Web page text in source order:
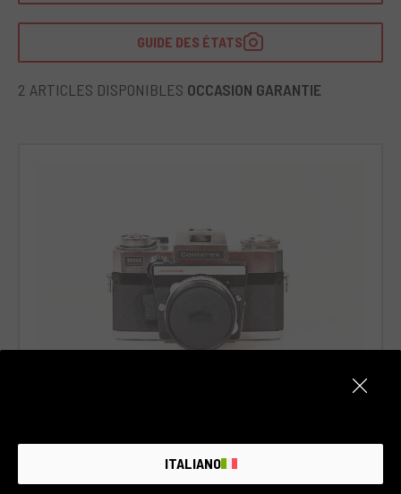
GUIDE DES ÉTATS
2 ARTICLES DISPONIBLES OCCASION GARANTIE
Garantie de 6 mois
Quelques légers signes d'usure dûs à une utilisation
normale
ITALIANO